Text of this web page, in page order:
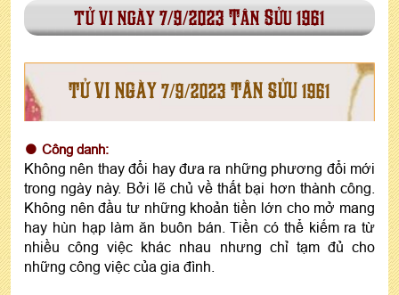
tử vi ngày 7/9/2023 Tân Sửu 1961
TỬ VI NGÀY 7/9/2023 TÂN SỬU 1961
Công danh:
Không nên thay đổi hay đưa ra những phương đổi mới
trong ngày này. Bởi lẽ chủ về thất bại hơn thành công.
Không nên đầu tư những khoản tiền lớn cho mở mang
hay hùn hạp làm ăn buôn bán. Tiền có thể kiếm ra từ
nhiều công việc khác nhau nhưng chỉ tạm đủ cho
những công việc của gia đình.